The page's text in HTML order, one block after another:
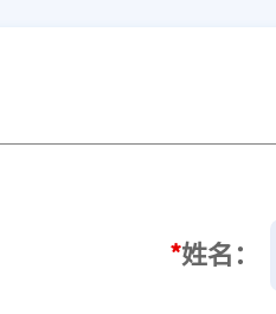
*姓名：